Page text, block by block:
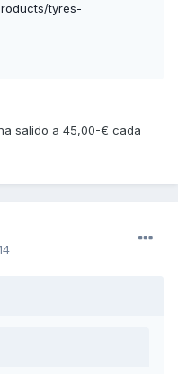
tyres-
salido a 45,00-€ cada